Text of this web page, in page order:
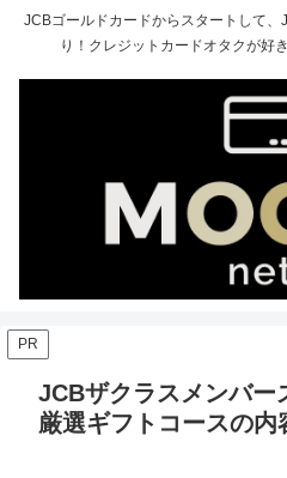
JCBゴールドカードからスタートして
り！クレジットカードオタクが好
PR
JCBザクラスメンバー
厳選ギフトコースの内